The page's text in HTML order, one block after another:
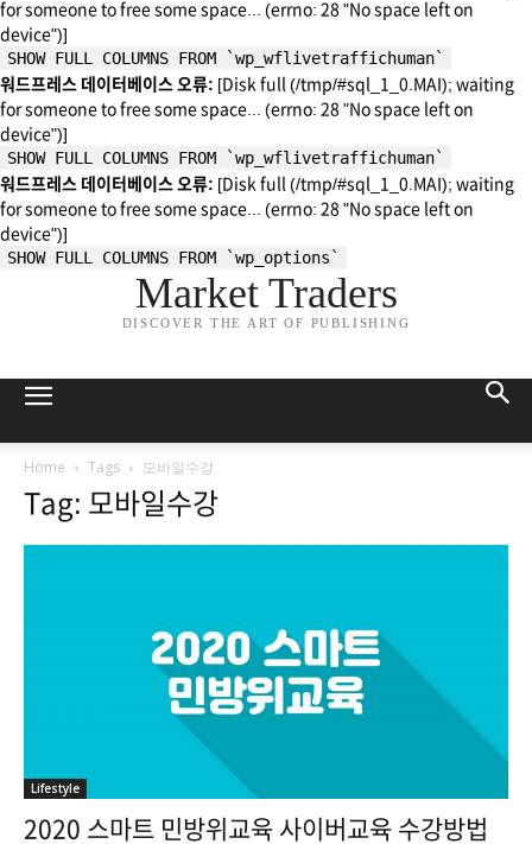
for someone to free some space... (errno: 28 "No space left on
device")]
SHOW FULL COLUMNS FROM `wp_wflivetraffichuman`
워드프레스 데이터베이스 오류: [Disk full (/tmp/#sql_1_0.MAI); waiting
for someone to free some space... (errno: 28 "No space left on
device")]
SHOW FULL COLUMNS FROM `wp_wflivetraffichuman`
워드프레스 데이터베이스 오류: [Disk full (/tmp/#sql_1_0.MAI); waiting
for someone to free some space... (errno: 28 "No space left on
device")]
SHOW FULL COLUMNS FROM `wp_options`
Market Traders
DISCOVER THE ART OF PUBLISHING
Home Tags 모바일수강
Tag: 모바일수강
Lifestyle
2020 스마트 민방위교육 사이버교육 수강방법